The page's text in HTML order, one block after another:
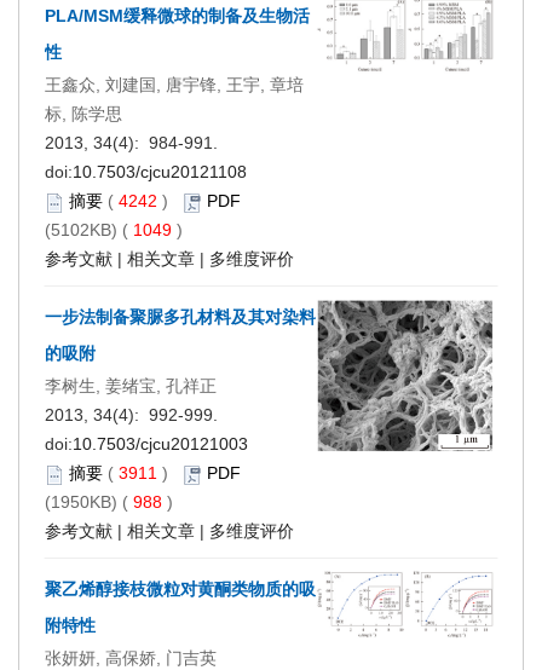
PLA/MSM缓释微球的制备及生物活
性
王鑫众, 刘建国, 唐宇锋, 王宇, 章培
标, 陈学思
2013, 34(4): 984-991.
doi:10.7503/cjcu20121108
摘要 ( 4242 )
PDF
(5102KB) ( 1049 )
参考文献 | 相关文章 | 多维度评价
一步法制备聚脲多孔材料及其对染料
的吸附
李树生, 姜绪宝, 孔祥正
2013, 34(4): 992-999.
doi:10.7503/cjcu20121003
摘要 ( 3911 )
PDF
(1950KB) ( 988 )
参考文献 | 相关文章 | 多维度评价
聚乙烯醇接枝微粒对黄酮类物质的吸
附特性
张妍妍, 高保娇, 门吉英